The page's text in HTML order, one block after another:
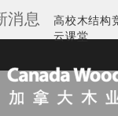
消息 高校木结构
云课堂